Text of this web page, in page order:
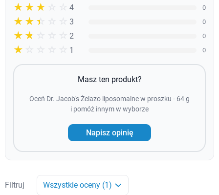
☆☆☆☆☆
★★★★ 4 0
☆☆☆☆☆
★★★ 3 0
☆☆☆☆☆
★★ 2 0
☆☆☆☆☆
★ 1 0
Masz ten produkt?
Oceń Dr. Jacob's Żelazo liposomalne w proszku - 64 g
i pomóż innym w wyborze
Napisz opinię
Filtruj Wszystkie oceny (1)